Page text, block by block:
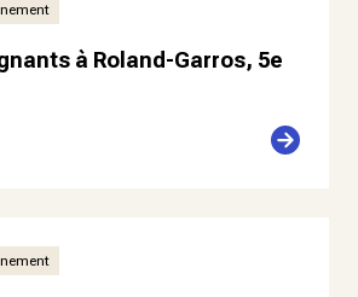
à Roland-Garros, 5e